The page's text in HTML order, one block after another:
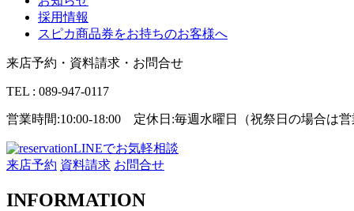
採用情報
スピカ商品券をお持ちのお客様へ
来店予約・資料請求・お問合せ
TEL : 089-947-0117
営業時間:10:00-18:00 定休日:毎週水曜日（祝祭日の場合は営
LINEでお気軽相談
来店予約 資料請求 お問合せ
INFORMATION